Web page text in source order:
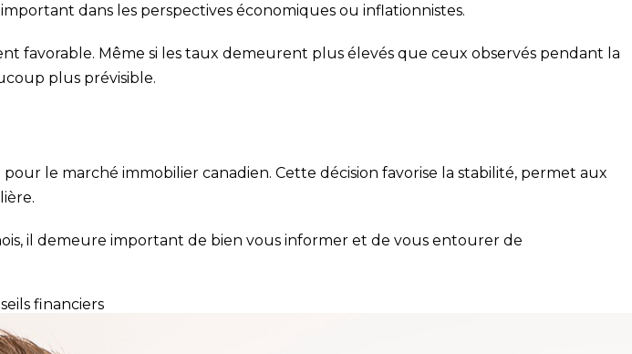
dans les perspectives économiques ou inflationnistes.
favorable. Même si les taux demeurent plus élevés que ceux observés pendant la
plus prévisible.
le marché immobilier canadien. Cette décision favorise la stabilité, permet aux
il demeure important de bien vous informer et de vous entourer de
financiers